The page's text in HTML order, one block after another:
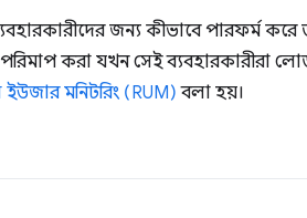
জন্য কীভাবে পারফর্ম করে
করা যখন সেই ব্যবহারকারীরা
ইউজার মনিটরিং (RUM) বলা হয়।